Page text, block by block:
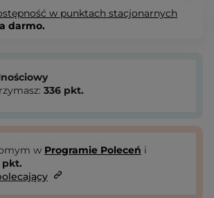
w punktach stacjonarnych
darmo.
336 pkt.
w Programie Poleceń i
pkt.